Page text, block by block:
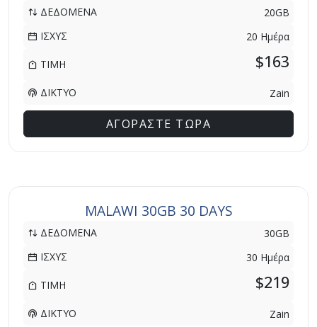
ΔΕΔΟΜΕΝΑ
20GB
ΙΣΧΥΣ
20 Ημέρα
ΤΙΜΗ $163
ΔΙΚΤΥΟ Zain
ΑΓΟΡΑΣΤΕ ΤΩΡΑ
MALAWI 30GB 30 DAYS
ΔΕΔΟΜΕΝΑ
30GB
ΙΣΧΥΣ
30 Ημέρα
ΤΙΜΗ $219
ΔΙΚΤΥΟ Zain